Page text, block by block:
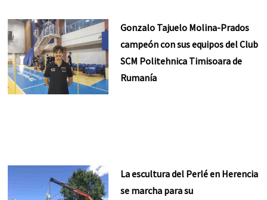
Gonzalo Tajuelo Molina-Prados
campeón con sus equipos del Club
SCM Politehnica Timisoara de
Rumanía
La escultura del Perlé en Herencia
se marcha para su